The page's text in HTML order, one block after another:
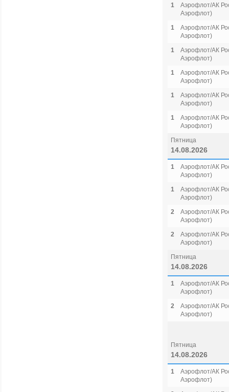
1
Аэрофлот/АК
Аэрофлот)
1
Аэрофлот/АК
Аэрофлот)
1
Аэрофлот/АК
Аэрофлот)
1
Аэрофлот/АК
Аэрофлот)
1
Аэрофлот/АК
Аэрофлот)
1
Аэрофлот/АК
Аэрофлот)
Пятница
14.08.2026
1
Аэрофлот/АК
Аэрофлот)
1
Аэрофлот/АК
Аэрофлот)
2
Аэрофлот/АК
Аэрофлот)
2
Аэрофлот/АК
Аэрофлот)
Пятница
14.08.2026
1
Аэрофлот/АК
Аэрофлот)
2
Аэрофлот/АК
Аэрофлот)
Пятница
14.08.2026
1
Аэрофлот/АК
Аэрофлот)